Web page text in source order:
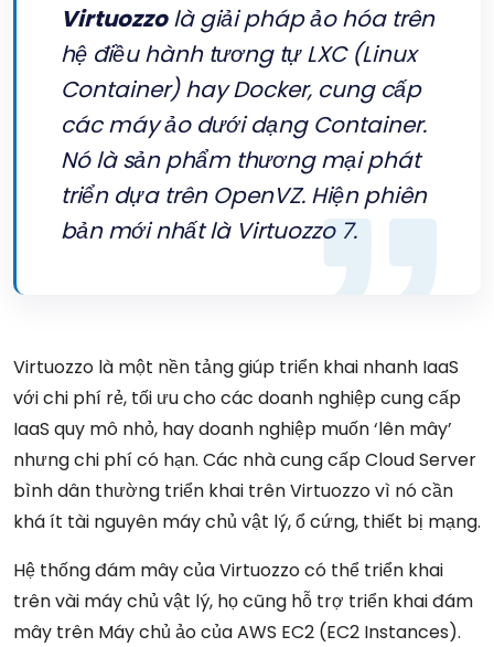
Virtuozzolà giải pháp ảo hóa trên
hệ điều hành tương tự LXC (Linux
Container) hay Docker, cung cấp
các máy ảo dưới dạng Container.
Nó là sản phẩm thương mại phát
triển dựa trên OpenVZ. Hiện phiên
bản mới nhất là Virtuozzo 7.
Virtuozzo là một nền tảng giúp triển khai nhanh IaaS
với chi phí rẻ, tối ưu cho các doanh nghiệp cung cấp
IaaS quy mô nhỏ, hay doanh nghiệp muốn ‘lên mây’
nhưng chi phí có hạn. Các nhà cung cấp Cloud Server
bình dân thường triển khai trên Virtuozzo vì nó cần
khá ít tài nguyên máy chủ vật lý, ổ cứng, thiết bị mạng.
Hệ thống đám mây của Virtuozzo có thể triển khai
trên vài máy chủ vật lý, họ cũng hỗ trợ triển khai đám
mây trên Máy chủ ảo của AWS EC2 (EC2 Instances).